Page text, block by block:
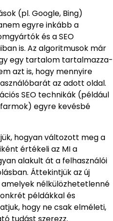
(pl. Google, Bing)
egyre inkább a
és a SEO
is. Az algoritmusok már
egy tartalom tartalmazza-
azt is, hogy mennyire
az adott oldal.
SEO technikák (például
egyre kevésbé
hogyan változott meg a
értékeli az MI a
alakult át a felhasználói
Áttekintjük az új
nélkülözhetetlenné
példákkal és
hogy ne csak elméleti,
tudást szerezz.